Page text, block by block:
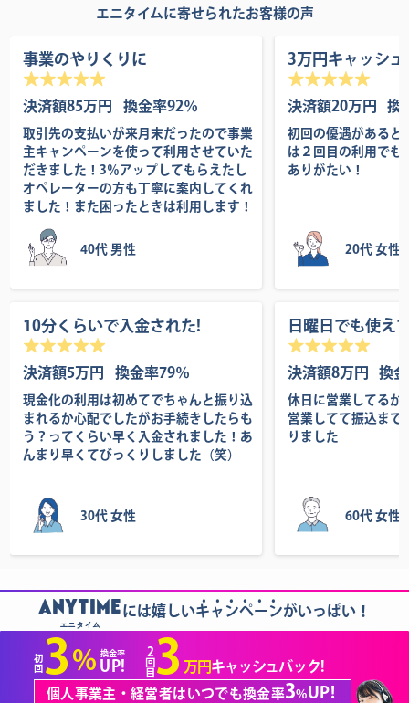
エニタイムに寄せられたお客様の声
事業のやりくりに
決済額85万円 換金率92％
取引先の支払いが来月末だったので事業
主キャンペーンを使って利用させていた
だきました！3％アップしてもらえたし
オペレーターの方も丁寧に案内してくれ
ました！また困ったときは利用します！
40代 男性
3万円キャッシ
決済額20万円 換
初回の優遇があると
は２回目の利用でも
ありがたい！
20代 女性
10分くらいで入金された!
決済額5万円 換金率79％
現金化の利用は初めてでちゃんと振り込
まれるか心配でしたがお手続きしたらも
う？ってくらい早く入金されました！あ
んまり早くてびっくりしました（笑）
30代 女性
日曜日でも使え
決済額8万円 換
休日に営業してるか
営業してて振込まで
りました
60代 女性
ANYTIME
エニタイム
......
には嬉しいキャンペーンがいっぱい！
初
回 3 % 換金率
UP!
2
回
目3 万円キャッシュバック!
個人事業主・経営者はいつでも換金率3%UP!